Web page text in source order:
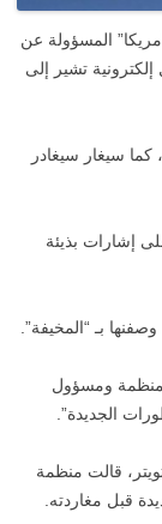
المسؤولة عن
تشير إلى
سيغار سيغادر
إشارات بذيئة
بـ “المخيفة”.
ومسؤول
الجديدة”.
قالت منظمة
قبل مغاردته.